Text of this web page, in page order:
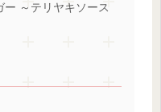
～テリヤキソース